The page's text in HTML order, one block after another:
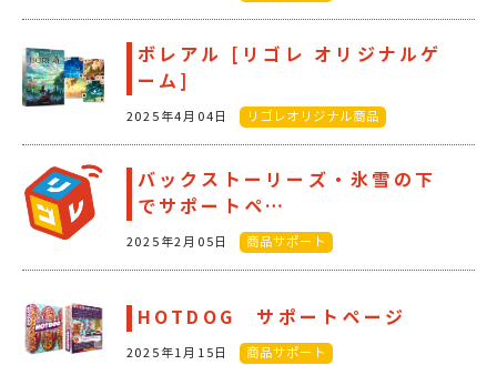
ボレアル [リゴレ オリジナルゲ
ーム]
2025年4月04日 リゴレオリジナル商品
バックストーリーズ・氷雪の下
でサポートペ…
2025年2月05日 商品サポート
HOTDOG サポートページ
2025年1月15日 商品サポート